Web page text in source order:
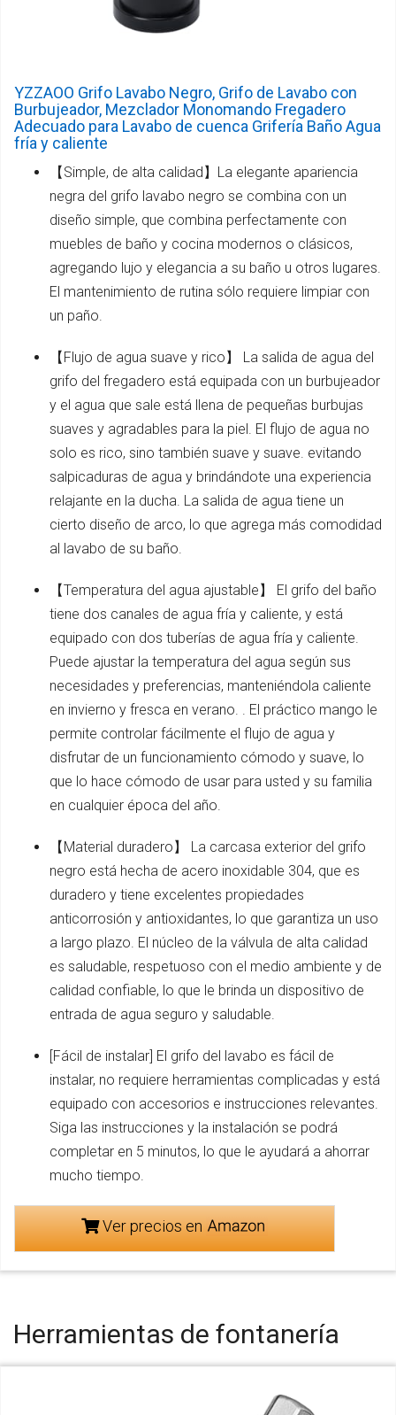
YZZAOO Grifo Lavabo Negro, Grifo de Lavabo con
Burbujeador, Mezclador Monomando Fregadero
Adecuado para Lavabo de cuenca Grifería Baño Agua
fría y caliente
【Simple, de alta calidad】La elegante apariencia
negra del grifo lavabo negro se combina con un
diseño simple, que combina perfectamente con
muebles de baño y cocina modernos o clásicos,
agregando lujo y elegancia a su baño u otros lugares.
El mantenimiento de rutina sólo requiere limpiar con
un paño.
【Flujo de agua suave y rico】 La salida de agua del
grifo del fregadero está equipada con un burbujeador
y el agua que sale está llena de pequeñas burbujas
suaves y agradables para la piel. El flujo de agua no
solo es rico, sino también suave y suave. evitando
salpicaduras de agua y brindándote una experiencia
relajante en la ducha. La salida de agua tiene un
cierto diseño de arco, lo que agrega más comodidad
al lavabo de su baño.
【Temperatura del agua ajustable】 El grifo del baño
tiene dos canales de agua fría y caliente, y está
equipado con dos tuberías de agua fría y caliente.
Puede ajustar la temperatura del agua según sus
necesidades y preferencias, manteniéndola caliente
en invierno y fresca en verano. . El práctico mango le
permite controlar fácilmente el flujo de agua y
disfrutar de un funcionamiento cómodo y suave, lo
que lo hace cómodo de usar para usted y su familia
en cualquier época del año.
【Material duradero】 La carcasa exterior del grifo
negro está hecha de acero inoxidable 304, que es
duradero y tiene excelentes propiedades
anticorrosión y antioxidantes, lo que garantiza un uso
a largo plazo. El núcleo de la válvula de alta calidad
es saludable, respetuoso con el medio ambiente y de
calidad confiable, lo que le brinda un dispositivo de
entrada de agua seguro y saludable.
[Fácil de instalar] El grifo del lavabo es fácil de
instalar, no requiere herramientas complicadas y está
equipado con accesorios e instrucciones relevantes.
Siga las instrucciones y la instalación se podrá
completar en 5 minutos, lo que le ayudará a ahorrar
mucho tiempo.
Ver precios en
Herramientas de fontanería